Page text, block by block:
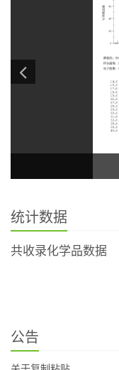
统计数据
共收录化学品数据
公告